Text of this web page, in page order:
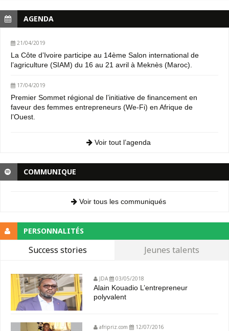
AGENDA
21/04/2019
La Côte d’Ivoire participe au 14ème Salon international de
l’agriculture (SIAM) du 16 au 21 avril à Meknès (Maroc).
17/04/2019
Premier Sommet régional de l’initiative de financement en
faveur des femmes entrepreneurs (We-Fi) en Afrique de
l’Ouest.
Voir tout l’agenda
COMMUNIQUE
Voir tous les communiqués
PERSONNALITÉS
Success stories Jeunes talents
JDA 03/05/2018
Alain Kouadio L’entrepreneur
polyvalent
afripriz.com 12/07/2016